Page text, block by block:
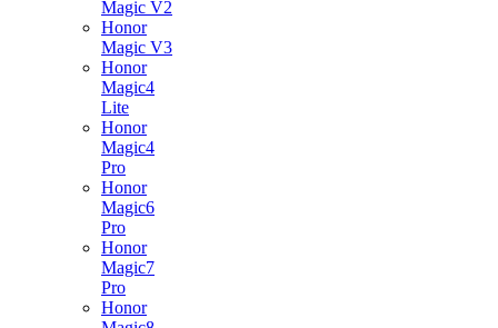
Magic V2
Honor
Magic V3
Honor
Magic4
Lite
Honor
Magic4
Pro
Honor
Magic6
Pro
Honor
Magic7
Pro
Honor